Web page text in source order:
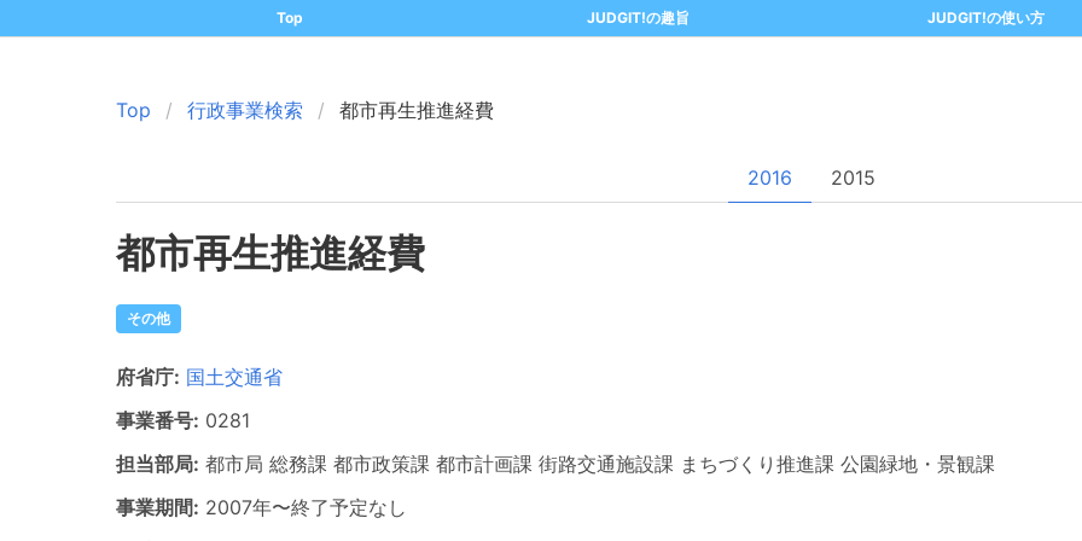
Top JUDGIT!の趣旨 JUDGIT!の使い方
Top 行政事業検索 都市再生推進経費
2016 2015
都市再生推進経費
その他
府省庁: 国土交通省
事業番号: 0281
担当部局: 都市局 総務課 都市政策課 都市計画課 街路交通施設課 まちづくり推進課 公園緑地・景観課
事業期間: 2007年〜終了予定なし